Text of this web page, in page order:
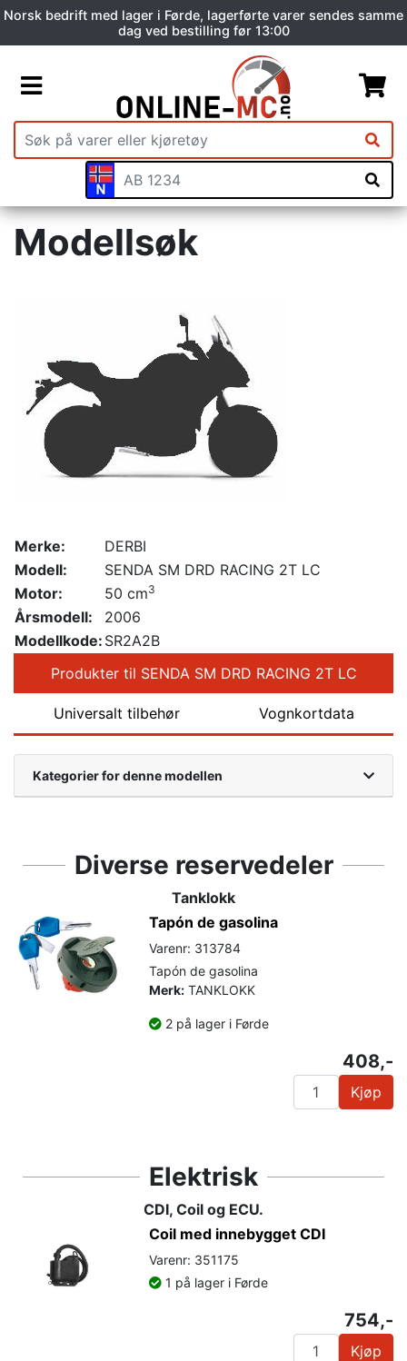
Norsk bedrift med lager i Førde, lagerførte varer sendes samme
dag ved bestilling før 13:00
Modellsøk
Merke:
DERBI
Modell:
SENDA SM DRD RACING 2T LC
Motor:
50 cm3
Årsmodell:
2006
Modellkode: SR2A2B
Produkter til SENDA SM DRD RACING 2T LC
Universalt tilbehør Vognkortdata
Kategorier for denne modellen
Diverse reservedeler
Tanklokk
Tapón de gasolina
Varenr: 313784
Tapón de gasolina
Merk: TANKLOKK
2 på lager i Førde
408,-
Kjøp
Elektrisk
CDI, Coil og ECU.
Coil med innebygget CDI
Varenr: 351175
1 på lager i Førde
754,-
Kjøp